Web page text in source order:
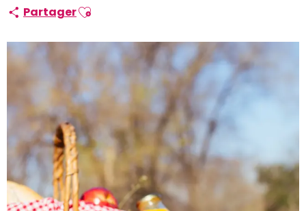
PartagerAjouter aux favoris